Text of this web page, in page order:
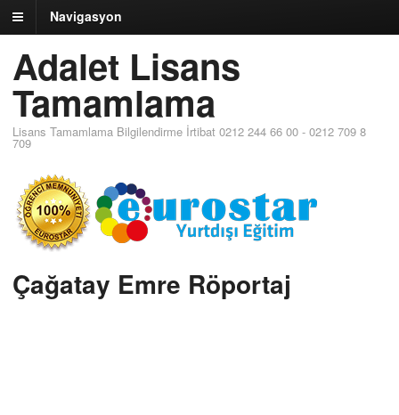
Navigasyon
Adalet Lisans
Tamamlama
Lisans Tamamlama Bilgilendirme İrtibat 0212 244 66 00 - 0212 709 8
709
Çağatay Emre Röportaj